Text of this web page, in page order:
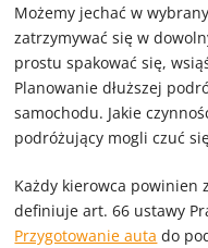
Możemy jechać w
zatrzymywać się w
prostu spakować się,
Planowanie dłuższej
samochodu. Jakie
podróżujący mogli czuć
Każdy kierowca powinien
definiuje art. 66 ustawy
Przygotowanie auta do